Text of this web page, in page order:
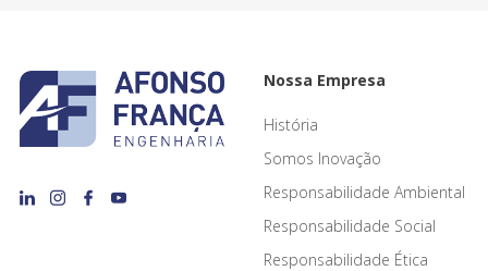
Nossa Empresa
História
Somos Inovação
Responsabilidade Ambiental
Responsabilidade Social
Responsabilidade Ética